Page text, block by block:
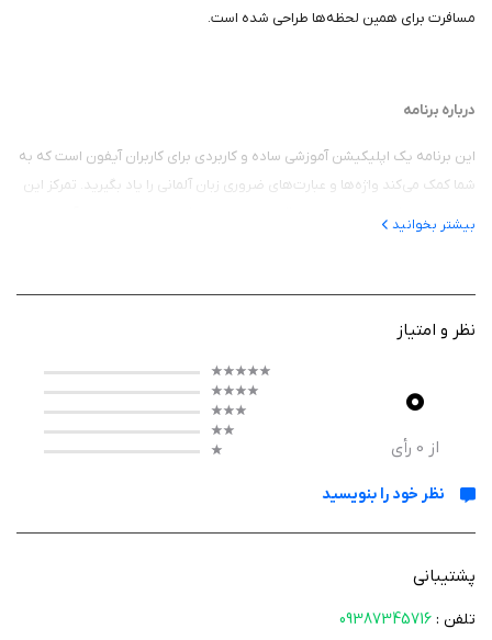
مسافرت برای همین لحظه‌ها طراحی شده است.
درباره برنامه
این برنامه یک اپلیکیشن آموزشی ساده و کاربردی برای کاربران آیفون است که به
شما کمک می‌کند واژه‌ها و عبارت‌های ضروری زبان آلمانی را یاد بگیرید. تمرکز این
کارکرد برنامه بر پایه یادگیری کوتاه‌مدت و مؤثر بنا شده است. لغات در
موضوعات مختلف دسته‌بندی شده‌اند و هر واژه همراه با ترجمه فارسی و تلفظ
را تمرین کند و با تکرار، دایره لغات خود را تقویت کند. این روش باعث می‌شود
امکانات برنامه
بیشتر بخوانید
نظر و امتیاز
0
از 0 رأی
نظر خود را بنویسید
پشتیبانی
تلفن : 09387345716